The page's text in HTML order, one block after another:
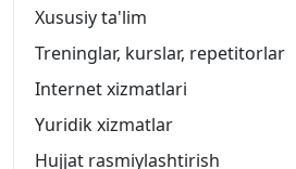
Xususiy ta'lim
Treninglar, kurslar, repetitorlar
Internet xizmatlari
Yuridik xizmatlar
Hujjat rasmiylashtirish